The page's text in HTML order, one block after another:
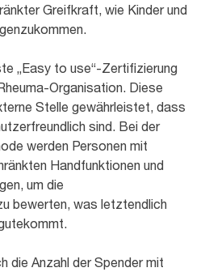
Greifkraft, wie Kinder und
„Easy to use“-Zertifizierung
Organisation. Diese
Stelle gewährleistet, dass
sind. Bei der
werden Personen mit
Handfunktionen und
um die
bewerten, was letztendlich
die Anzahl der Spender mit